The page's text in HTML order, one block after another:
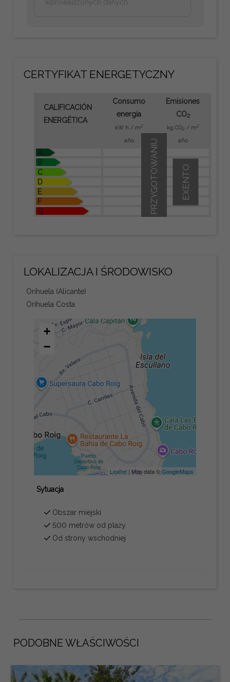
wprowadzonych danych.
CERTYFIKAT ENERGETYCZNY
CALIFICACIÓN
ENERGÉTICA
Consumo
energía
kW h / m2
año
Emisiones
CO2
kg CO2 / m2
año
A
B
C
D
E
F
G
EXENTO
W PRZYGOTOWANIU
LOKALIZACJA I ŚRODOWISKO
Orihuela (Alicante)
Orihuela Costa
+
−
Leaflet| Map data ©GoogleMaps
Sytuacja
Obszar miejski
500 metrów od plaży
Od strony wschodniej
PODOBNE WŁAŚCIWOŚCI